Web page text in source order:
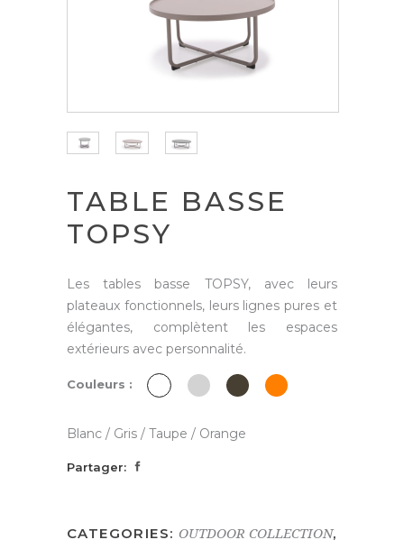
TABLE BASSE
TOPSY
Les tables basse TOPSY, avec leurs
plateaux fonctionnels, leurs lignes pures et
élégantes, complètent les espaces
extérieurs avec personnalité.
Couleurs :
Blanc / Gris / Taupe / Orange
Partager:
CATEGORIES: OUTDOOR COLLECTION,